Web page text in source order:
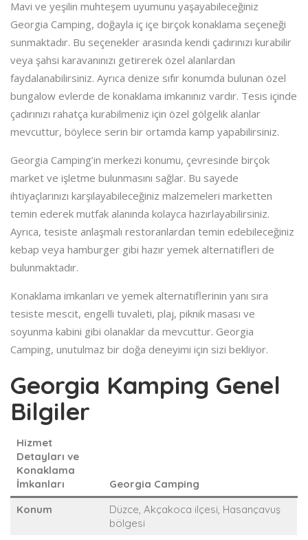
Mavi ve yeşilin muhteşem uyumunu yaşayabileceğiniz
Georgia Camping, doğayla iç içe birçok konaklama seçeneği
sunmaktadır. Bu seçenekler arasında kendi çadırınızı kurabilir
veya şahsi karavanınızı getirerek özel alanlardan
faydalanabilirsiniz. Ayrıca denize sıfır konumda bulunan özel
bungalow evlerde de konaklama imkanınız vardır. Tesis içinde
çadırınızı rahatça kurabilmeniz için özel gölgelik alanlar
mevcuttur, böylece serin bir ortamda kamp yapabilirsiniz.
Georgia Camping’in merkezi konumu, çevresinde birçok
market ve işletme bulunmasını sağlar. Bu sayede
ihtiyaçlarınızı karşılayabileceğiniz malzemeleri marketten
temin ederek mutfak alanında kolayca hazırlayabilirsiniz.
Ayrıca, tesiste anlaşmalı restoranlardan temin edebileceğiniz
kebap veya hamburger gibi hazır yemek alternatifleri de
bulunmaktadır.
Konaklama imkanları ve yemek alternatiflerinin yanı sıra
tesiste mescit, engelli tuvaleti, plaj, piknik masası ve
soyunma kabini gibi olanaklar da mevcuttur. Georgia
Camping, unutulmaz bir doğa deneyimi için sizi bekliyor.
Georgia Kamping Genel
Bilgiler
Hizmet
Detayları ve
Konaklama
İmkanları
Georgia Camping
Konum
Düzce, Akçakoca ilçesi, Hasançavuş
bölgesi